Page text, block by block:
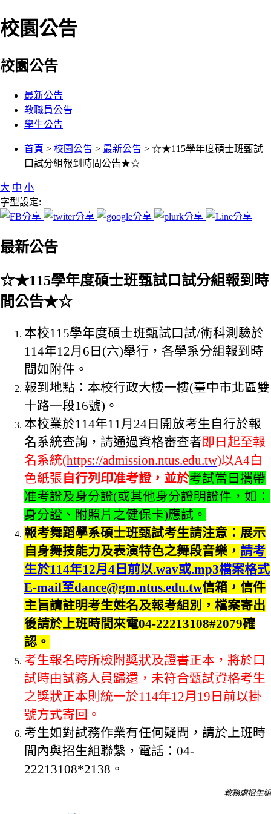
校園公告
:::
校園公告
最新公告
教職員公告
學生公告
首頁 > 校園公告 > 最新公告 > ☆★115學年度碩士班甄試
口試分組報到時間公告★☆
大 中 小
字型設定:
最新公告
☆★115學年度碩士班甄試口試分組報到時
間公告★☆
本校115學年度碩士班甄試口試/術科測驗於
114年12月6日(六)舉行，各學系分組報到時
間如附件。
報到地點：本校行政大樓一樓(臺中市北區雙
十路一段16號)。
本校業於114年11月24日開放考生自行於報
名系統查詢，請通過資格審查者即日起至報
名系統(https://admission.ntus.edu.tw)以A4白
色紙張自行列印准考證，並於考試當日攜帶
准考證及身分證(或其他身分證明證件，如：
身分證、附照片之健保卡)應試。
報考舞蹈學系碩士班甄試考生請注意：展示
自身舞技能力及表演特色之舞段音樂， 請考
生於114年12月4日前以.wav或.mp3檔案格式
E-mail至dance@gm.ntus.edu.tw信箱，信件
主旨請註明考生姓名及報考組別，檔案寄出
後請於上班時間來電04-22213108#2079確
認。
考生報名時所檢附奬狀及證書正本，將於口
試時由試務人員歸還，未符合甄試資格考生
之獎狀正本則統一於114年12月19日前以掛
號方式寄回。
考生如對試務作業有任何疑問，請於上班時
間內與招生組聯繫，電話：04-
22213108*2138。
教務處招生組